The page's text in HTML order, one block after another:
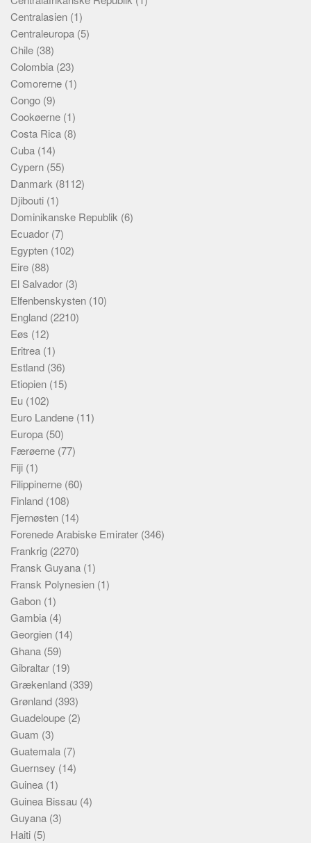
Centralasien (1)
Centraleuropa (5)
Chile (38)
Colombia (23)
Comorerne (1)
Congo (9)
Cookøerne (1)
Costa Rica (8)
Cuba (14)
Cypern (55)
Danmark (8112)
Djibouti (1)
Dominikanske Republik (6)
Ecuador (7)
Egypten (102)
Eire (88)
El Salvador (3)
Elfenbenskysten (10)
England (2210)
Eøs (12)
Eritrea (1)
Estland (36)
Etiopien (15)
Eu (102)
Euro Landene (11)
Europa (50)
Færøerne (77)
Fiji (1)
Filippinerne (60)
Finland (108)
Fjernøsten (14)
Forenede Arabiske Emirater (346)
Frankrig (2270)
Fransk Guyana (1)
Fransk Polynesien (1)
Gabon (1)
Gambia (4)
Georgien (14)
Ghana (59)
Gibraltar (19)
Grækenland (339)
Grønland (393)
Guadeloupe (2)
Guam (3)
Guatemala (7)
Guernsey (14)
Guinea (1)
Guinea Bissau (4)
Guyana (3)
Haiti (5)